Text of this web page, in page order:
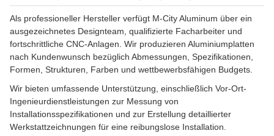
Als professioneller Hersteller verfügt M-City Aluminum über ein
ausgezeichnetes Designteam, qualifizierte Facharbeiter und
fortschrittliche CNC-Anlagen. Wir produzieren Aluminiumplatten
nach Kundenwunsch bezüglich Abmessungen, Spezifikationen,
Formen, Strukturen, Farben und wettbewerbsfähigen Budgets.
Wir bieten umfassende Unterstützung, einschließlich Vor-Ort-
Ingenieurdienstleistungen zur Messung von
Installationsspezifikationen und zur Erstellung detaillierter
Werkstattzeichnungen für eine reibungslose Installation.